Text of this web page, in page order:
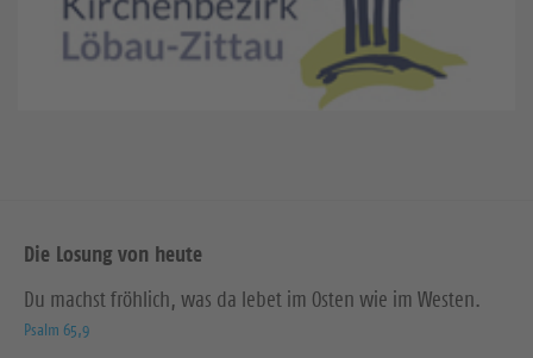
Die Losung von heute
Du machst fröhlich, was da lebet im Osten wie im Westen.
Psalm 65,9